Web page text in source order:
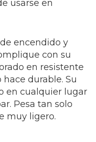
usarse en
encendido y
con su
en resistente
durable. Su
en cualquier lugar
Pesa tan solo
muy ligero.